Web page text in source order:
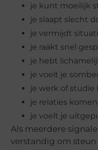
je kunt moeilijk
je slaapt slecht
je vermijdt
je raakt snel
je hebt
je voelt je
je werk of studie
je relaties
je voelt je
Als meerdere
verstandig om steun